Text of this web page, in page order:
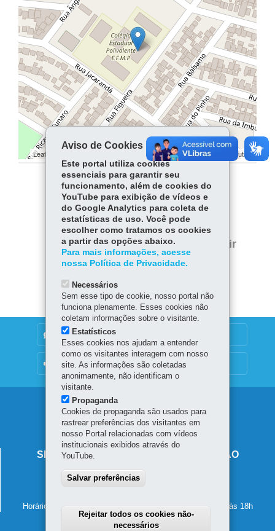
Leaflet | © contributors | © OpenStreetMap contributors
COMPARTILHE:
Facebook
Twitter
WhatsApp
Voltar Início
Imprimir
Baixar
DENUNCIE CORRUPÇÃO
OUVIDORIA
Navegação
principal
SECRETARIA DE ESTADO DA EDUCAÇÃO
Av. Presidente Kennedy, 2511 - Guaíra
80610-011 -Curitiba
Horário de atendimento: de segunda a sexta-feira, das 8h às 18h
Aviso de Cookies
Este portal utiliza cookies
essenciais para garantir seu
funcionamento, além de cookies do
YouTube para exibição de vídeos e
do Google Analytics para coleta de
estatísticas de uso. Você pode
escolher como tratamos os cookies
a partir das opções abaixo.
Para mais informações, acesse
nossa Política de Privacidade.
Necessários
Sem esse tipo de cookie, nosso portal não
funciona plenamente. Esses cookies não
coletam informações sobre o visitante.
Estatísticos
Esses cookies nos ajudam a entender
como os visitantes interagem com nosso
site. As informações são coletadas
anonimamente, não identificam o
visitante.
Propaganda
Cookies de propaganda são usados para
rastrear preferências dos visitantes em
nosso Portal relacionadas com vídeos
institucionais exibidos através do
YouTube.
Salvar preferências
Rejeitar todos os cookies não-
necessários